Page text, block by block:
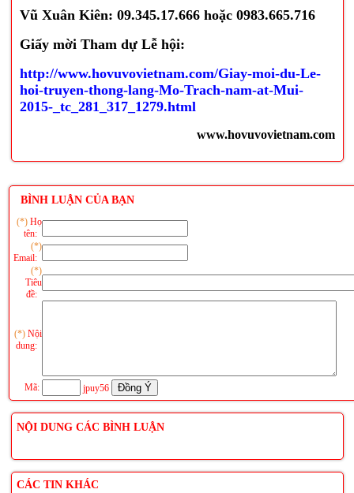
Vũ Xuân Kiên: 09.345.17.666 hoặc 0983.665.716
Giấy mời Tham dự Lễ hội:
http://www.hovuvovietnam.com/Giay-moi-du-Le-
hoi-truyen-thong-lang-Mo-Trach-nam-at-Mui-
2015-_tc_281_317_1279.html
www.hovuvovietnam.com
BÌNH LUẬN CỦA BẠN
(*) Họ
tên:
(*)
Email:
(*)
Tiêu
đề:
(*) Nội
dung:
Mã: jpuy56
NỘI DUNG CÁC BÌNH LUẬN
CÁC TIN KHÁC